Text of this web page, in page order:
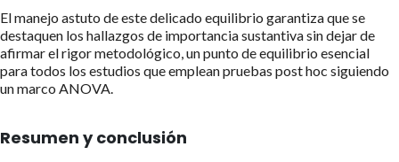
El manejo astuto de este delicado equilibrio garantiza que se
destaquen los hallazgos de importancia sustantiva sin dejar de
afirmar el rigor metodológico, un punto de equilibrio esencial
para todos los estudios que emplean pruebas post hoc siguiendo
un marco ANOVA.
Resumen y conclusión